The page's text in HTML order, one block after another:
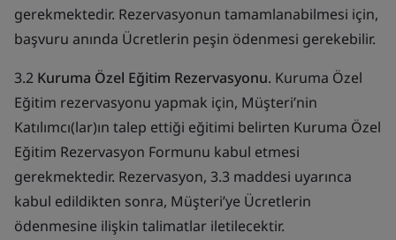
gerekmektedir. Rezervasyonun tamamlanabilmesi için,
başvuru anında Ücretlerin peşin ödenmesi gerekebilir.
3.2 Kuruma Özel Eğitim Rezervasyonu. Kuruma Özel
Eğitim rezervasyonu yapmak için, Müşteri’nin
Katılımcı(lar)ın talep ettiği eğitimi belirten Kuruma Özel
Eğitim Rezervasyon Formunu kabul etmesi
gerekmektedir. Rezervasyon, 3.3 maddesi uyarınca
kabul edildikten sonra, Müşteri’ye Ücretlerin
ödenmesine ilişkin talimatlar iletilecektir.